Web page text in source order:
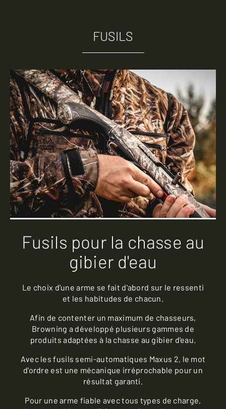
FUSILS
Fusils pour la chasse au
gibier d'eau
Le choix d'une arme se fait d'abord sur le ressenti
et les habitudes de chacun.
Afin de contenter un maximum de chasseurs,
Browning a développé plusieurs gammes de
produits adaptées à la chasse au gibier d'eau.
Avec les fusils semi-automatiques Maxus 2, le mot
d'ordre est une mécanique irréprochable pour un
résultat garanti.
Pour une arme fiable avec tous types de charge,